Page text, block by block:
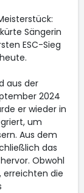
Sängerin
ESC-Sieg
aus der
2024
er wieder in
um
Aus dem
das
Obwohl
erreichten die